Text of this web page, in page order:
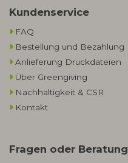
Kundenservice
FAQ
Bestellung und Bezahlung
Anlieferung Druckdateien
Über Greengiving
Nachhaltigkeit & CSR
Kontakt
Fragen oder Beratung